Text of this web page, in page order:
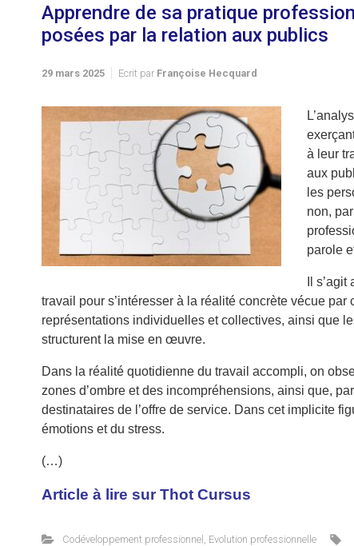
Apprendre de sa pratique
posées par la relation aux publics
29 mars 2025 Ecrit par Françoise Hecquard
à leur
aux
les
non,
parole
Il
travail pour s’intéresser à la réalité concrète vécue
représentations individuelles et collectives, ainsi que
structurent la mise en œuvre.
Dans la réalité quotidienne du travail accompli, on
zones d’ombre et des incompréhensions, ainsi que,
destinataires de l’offre de service. Dans cet implicite
émotions et du stress.
(…)
Article à lire sur Thot Cursus
Codéveloppement professionnel Evolution professionnelle